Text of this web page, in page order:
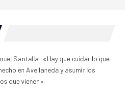
Santalla: «Hay que cuidar lo que
en Avellaneda y asumir los
que vienen»